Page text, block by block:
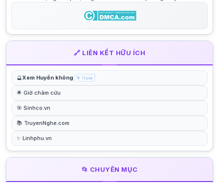
🔗 LIÊN KẾT HỮU ÍCH
🔮Xem Huyền không
🌟 Giờ châm cứu
🎯 Sinhco.vn
📚 TruyenNghe.com
✨ Linhphu.vn
📂 CHUYÊN MỤC